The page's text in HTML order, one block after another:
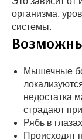
организма,
системы.
Мышечные
недостатка
страдают
Рябь в
Происходят